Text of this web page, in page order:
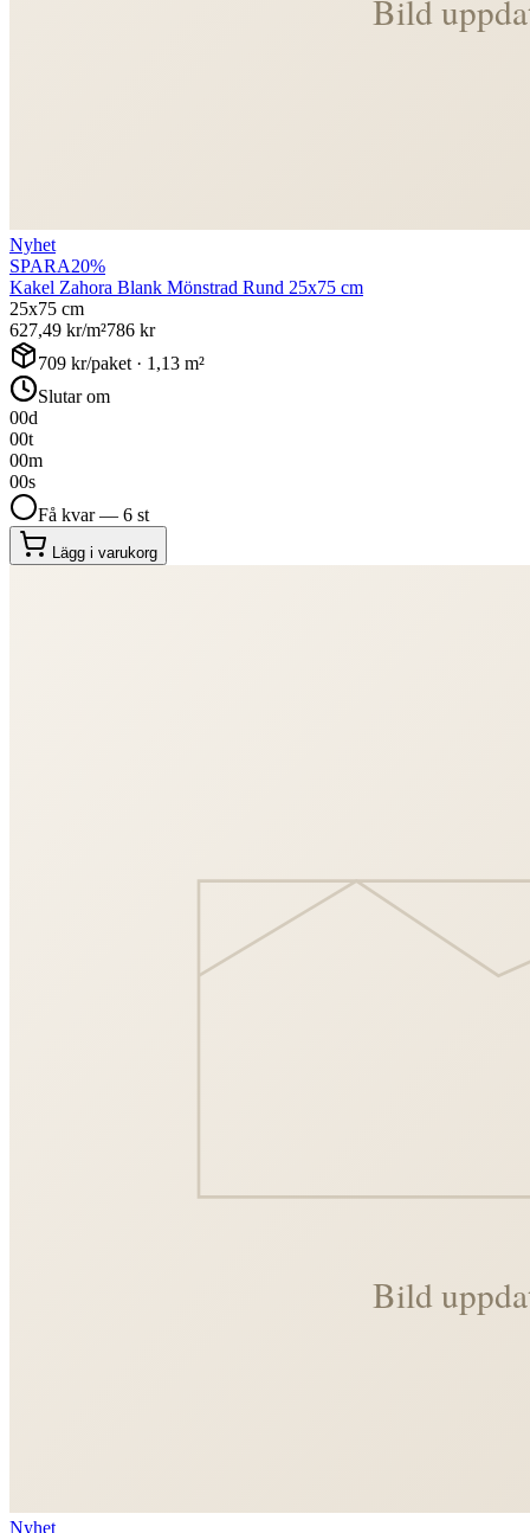
Nyhet
SPARA20%
Kakel Zahora Blank Mönstrad Rund 25x75 cm
25x75 cm
627,49 kr/m²786 kr
709 kr/paket · 1,13 m²
Slutar om
00d
00t
00m
00s
Få kvar — 6 st
Lägg i varukorg
Nyhet